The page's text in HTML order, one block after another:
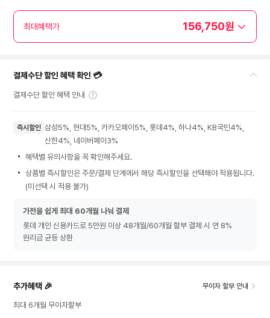
최대혜택가 156,750원
결제수단 할인 혜택 확인 💳
결제수단 할인 혜택 안내
즉시할인 삼성5%, 현대5%, 카카오페이5%, 롯데4%, 하나4%, KB국민4%,
신한4%, 네이버페이3%
혜택별 유의사항을 꼭 확인해주세요.
상품별 즉시할인은 주문/결제 단계에서 해당 즉시할인을 선택해야 적용됩니다.
(미선택 시 적용 불가)
가전을 쉽게 최대 60개월 나눠 결제
롯데 개인 신용카드로 5만원 이상 48개월/60개월 할부 결제 시 연 8%
원리금 균등 상환
추가혜택 🎉 무이자 할부 안내
최대 6개월 무이자할부